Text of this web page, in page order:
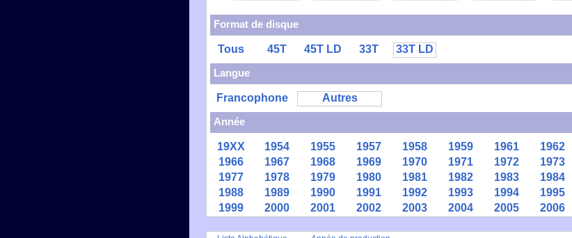
Format de disque
Tous 45T 45T LD 33T
33T LD
Langue
Francophone
Autres
Année
19XX 1954 1955 1957 1958 1959 1961 1962
1966
1967 1968 1969 1970 1971 1972 1973
1977
1978 1979 1980 1981 1982 1983 1984
1988
1989 1990 1991 1992 1993 1994 1995
1999
2000 2001 2002 2003 2004 2005 2006